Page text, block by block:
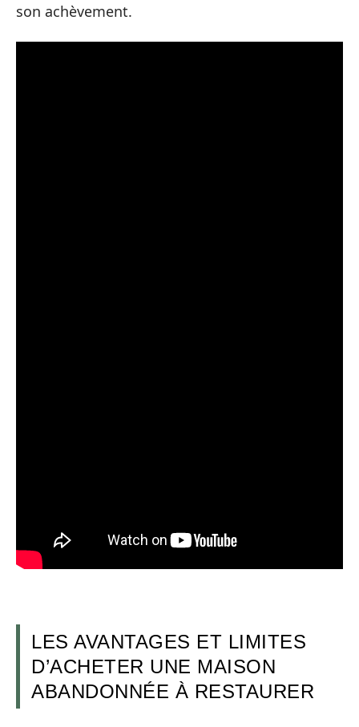
son achèvement.
LES AVANTAGES ET LIMITES
D’ACHETER UNE MAISON
ABANDONNÉE À RESTAURER